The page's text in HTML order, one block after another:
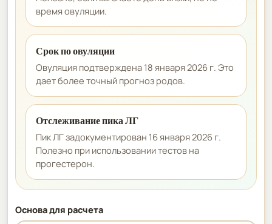
время овуляции.
Срок по овуляции
Овуляция подтверждена 18 января 2026 г. Это
дает более точный прогноз родов.
Отслеживание пика ЛГ
Пик ЛГ задокументирован 16 января 2026 г.
Полезно при использовании тестов на
прогестерон.
Основа для расчета